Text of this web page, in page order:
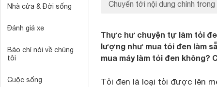
Nhà cửa & Đời sống
Đánh giá xe
Báo chí nói về chúng
tôi
Cuộc sống
Chuyển tới nội dung chính trong
Thực hư chuyện tự làm tỏi
lượng như mua tỏi đen làm
mua máy làm tỏi đen không?
Tỏi đen là loại tỏi được lên